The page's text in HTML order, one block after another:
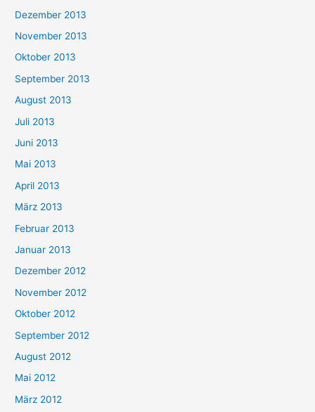
Dezember 2013
November 2013
Oktober 2013
September 2013
August 2013
Juli 2013
Juni 2013
Mai 2013
April 2013
März 2013
Februar 2013
Januar 2013
Dezember 2012
November 2012
Oktober 2012
September 2012
August 2012
Mai 2012
März 2012